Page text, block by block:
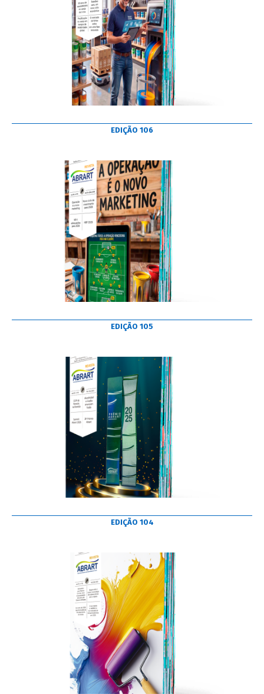
EDIÇÃO 106
EDIÇÃO 105
EDIÇÃO 104